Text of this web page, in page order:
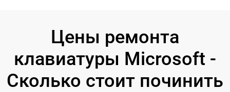
Цены ремонта
клавиатуры Microsoft -
Сколько стоит починить